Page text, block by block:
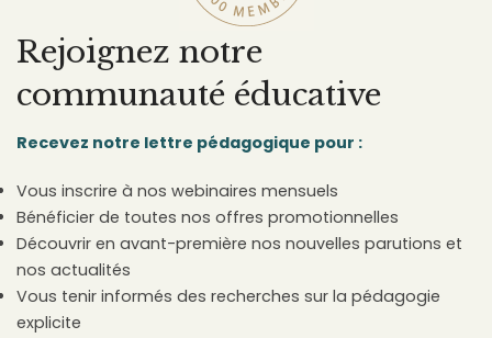
Rejoignez notre
communauté éducative
Recevez notre lettre pédagogique pour :
Vous inscrire à nos webinaires mensuels
Bénéficier de toutes nos offres promotionnelles
Découvrir en avant-première nos nouvelles parutions et
nos actualités
Vous tenir informés des recherches sur la pédagogie
explicite